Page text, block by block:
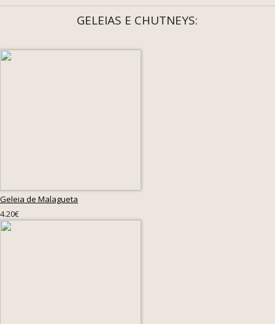
GELEIAS E CHUTNEYS:
Geleia de Malagueta
4.20€